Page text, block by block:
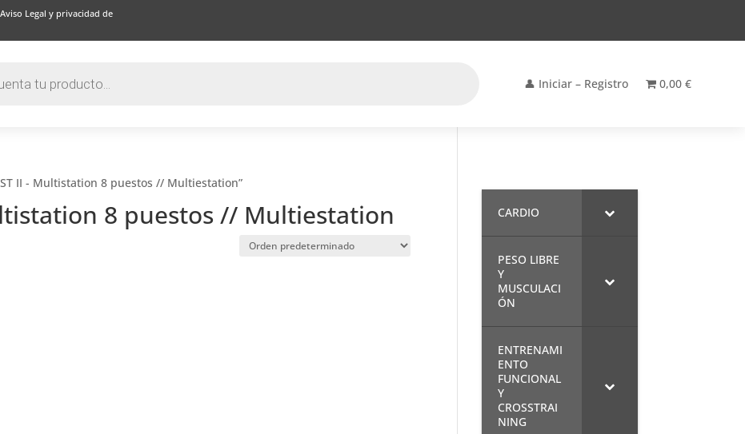
Aviso Legal y privacidad de
👤 Iniciar – Registro 0,00 €
II - Multistation 8 puestos // Multiestation”
8 puestos // Multiestation CARDIO
PESO LIBRE
Y
MUSCULACI
ÓN
ENTRENAMI
ENTO
FUNCIONAL
Y
CROSSTRAI
NING